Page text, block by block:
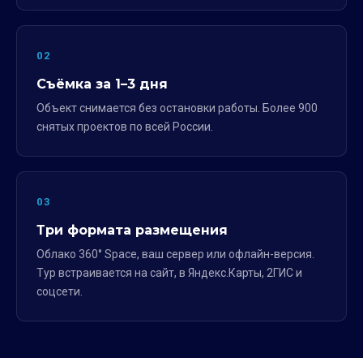
02
Съёмка за 1–3 дня
Объект снимается без остановки работы. Более 900
снятых проектов по всей России.
03
Три формата размещения
Облако 360° Space, ваш сервер или офлайн-версия.
Тур встраивается на сайт, в Яндекс.Карты, 2ГИС и
соцсети.